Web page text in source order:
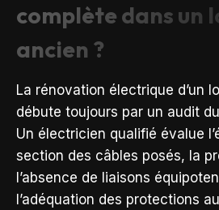
complète dans un
ancien ?
La rénovation électrique d’un
débute toujours par un audit
Un électricien qualifié évalue
section des câbles posés, la
l’absence de liaisons
l’adéquation des protections